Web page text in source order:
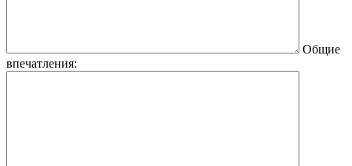
Общие
впечатления: